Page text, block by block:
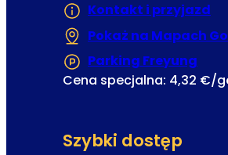
Kontakt i przyjazd
Pokaż na Mapach
Parking Freyung
Cena specjalna: 4,32 €/
Szybki dostęp